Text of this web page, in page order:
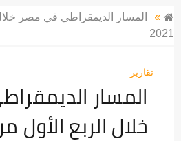
»
المسار الديمقراطي في مصر
2021
تقارير
المسار
خلال الربع الأول من